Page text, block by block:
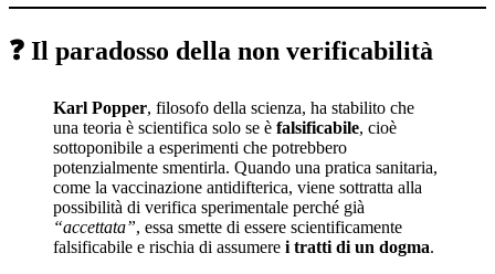
❓ Il paradosso della non verificabilità
Karl Popper, filosofo della scienza, ha stabilito che
una teoria è scientifica solo se è falsificabile, cioè
sottoponibile a esperimenti che potrebbero
potenzialmente smentirla. Quando una pratica sanitaria,
come la vaccinazione antidifterica, viene sottratta alla
possibilità di verifica sperimentale perché già
“accettata”, essa smette di essere scientificamente
falsificabile e rischia di assumere i tratti di un dogma.